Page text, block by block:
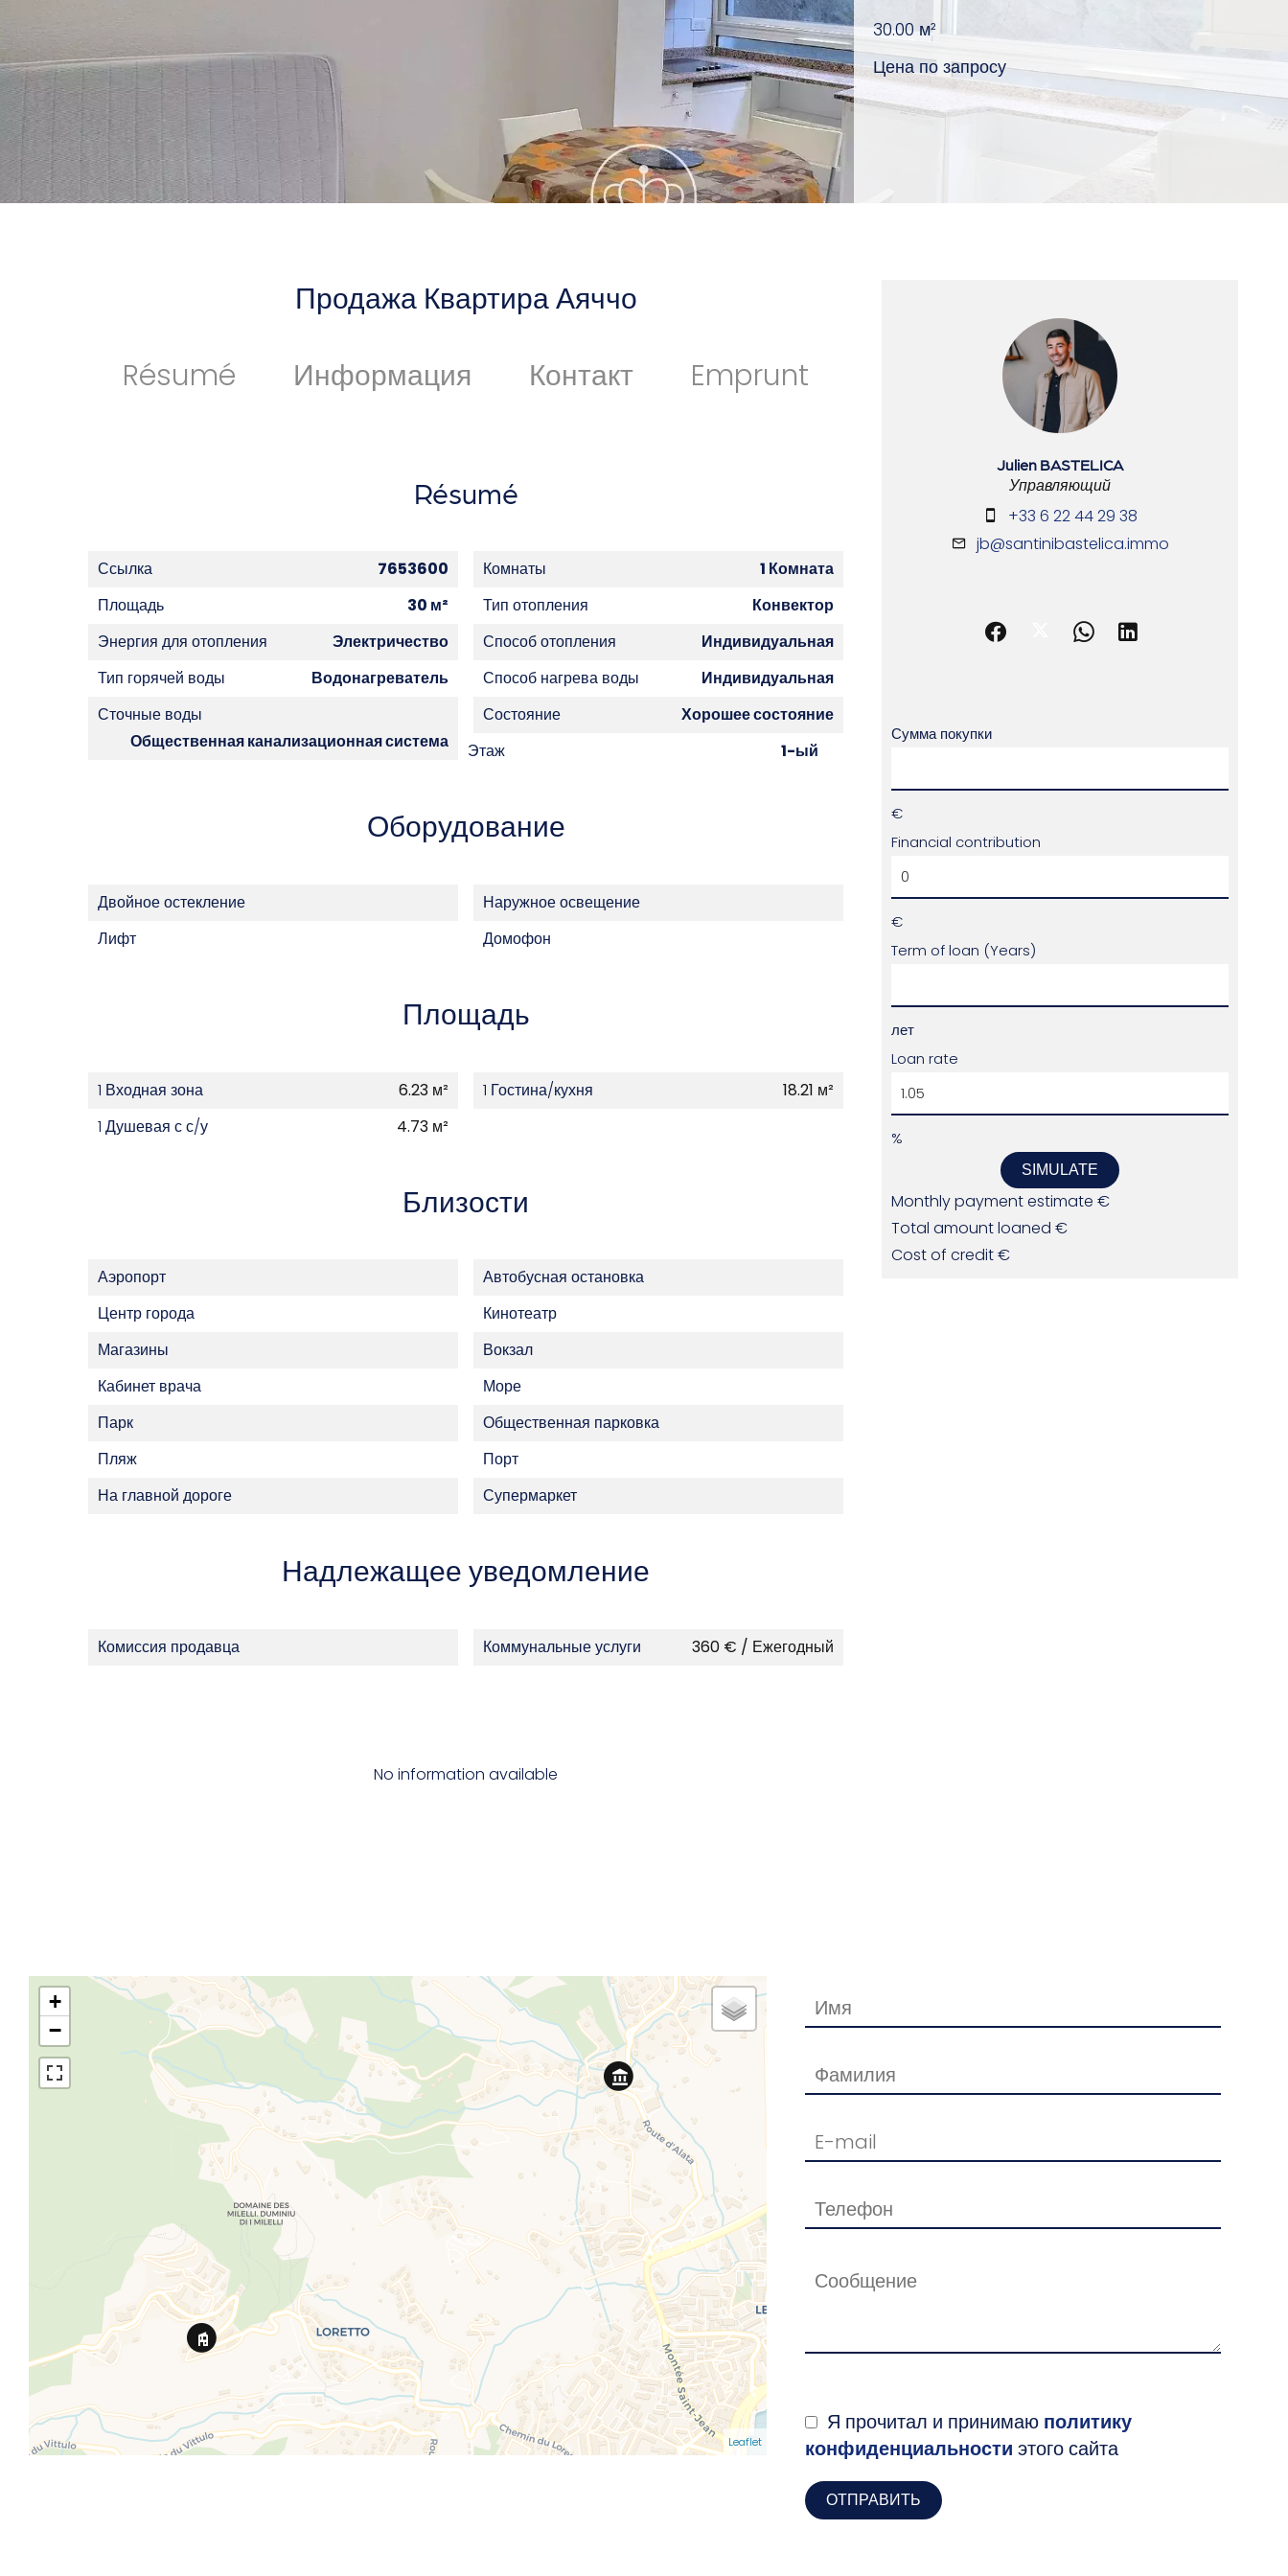
30.00м²
Цена по запросу
Продажа Квартира Аяччо
Résumé Информация Контакт Emprunt
Résumé
Ссылка 7653600 Комнаты
1 Комната
Площадь
30 м² Тип отопления
Конвектор
Энергия для отопления
Электричество Способ отопления
Индивидуальная
Тип горячей воды
Водонагреватель Способ нагрева воды
Индивидуальная
Сточные воды
Общественная канализационная система
Состояние
Хорошее состояние
Этаж
1-ый
Оборудование
Двойное остекление
Наружное освещение
Лифт
Домофон
Площадь
1 Входная зона 6.23 м² 1 Гостина/кухня
18.21 м²
1 Душевая с с/у
4.73 м²
Близости
Аэропорт
Автобусная остановка
Центр города
Кинотеатр
Магазины
Вокзал
Кабинет врача
Море
Парк
Общественная парковка
Пляж
Порт
На главной дороге
Супермаркет
Надлежащее уведомление
Комиссия продавца Коммунальные услуги 360 € / Ежегодный
No information available
Julien BASTELICA
Управляющий
+33 6 22 44 29 38
jb@santinibastelica.immo
Сумма покупки
€
Financial contribution
€
Term of loan (Years)
лет
Loan rate
%
SIMULATE
Monthly payment estimate €
Total amount loaned €
Cost of credit€
+
−
Leaflet
Я прочитал и принимаю политику
конфиденциальности этого сайта
ОТПРАВИТЬ